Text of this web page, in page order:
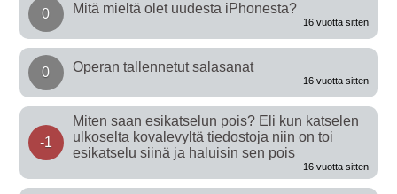
0 Mitä mieltä olet uudesta iPhonesta?
16 vuotta sitten
0 Operan tallennetut salasanat
16 vuotta sitten
-1
Miten saan esikatselun pois? Eli kun katselen
ulkoselta kovalevyltä tiedostoja niin on toi
esikatselu siinä ja haluisin sen pois
16 vuotta sitten